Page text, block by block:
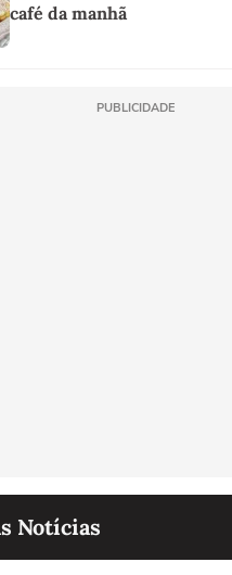
café da manhã
PUBLICIDADE
Notícias